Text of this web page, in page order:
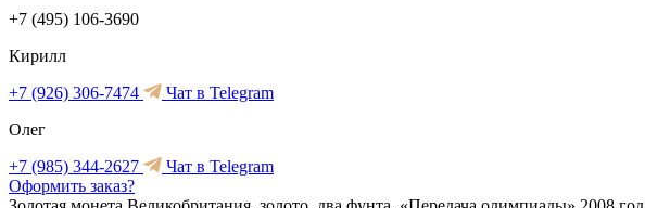
+7 (495) 106-3690
Кирилл
+7 (926) 306-7474
Чат в Telegram
Олег
+7 (985) 344-2627
Чат в Telegram
Оформить заказ?